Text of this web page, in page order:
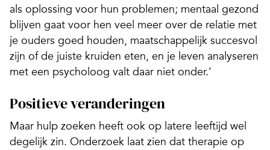
als oplossing voor hun problemen; mentaal gezond
blijven gaat voor hen veel meer over de relatie met
je ouders goed houden, maatschappelijk succesvol
zijn of de juiste kruiden eten, en je leven analyseren
met een psycholoog valt daar niet onder.’
Positieve veranderingen
Maar hulp zoeken heeft ook op latere leeftijd wel
degelijk zin. Onderzoek laat zien dat therapie op